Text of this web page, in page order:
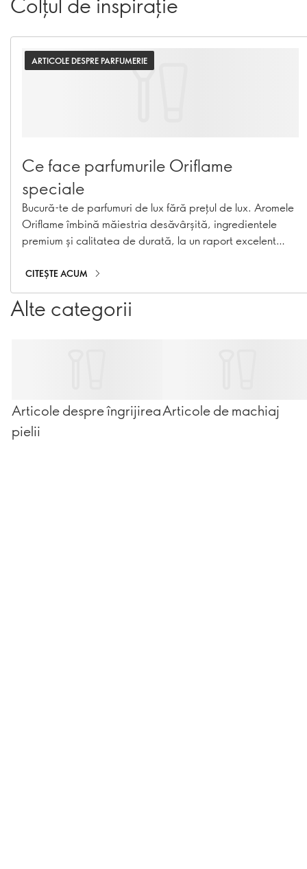
ARTICOLE DESPRE PARFUMERIE
Ce face parfumurile Oriflame
speciale
Bucură-te de parfumuri de lux fără prețul de lux. Aromele
Oriflame îmbină măiestria desăvârșită, ingredientele
premium și calitatea de durată, la un raport excelent
CITEȘTE ACUM
Alte categorii
Articole despre îngrijirea
pielii
Articole de machiaj